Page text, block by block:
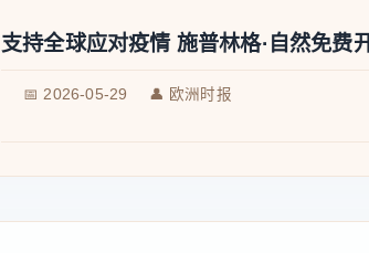
支持全球应对疫情 施普林格·自然免费
📅 2026-05-29 👤 欧洲时报